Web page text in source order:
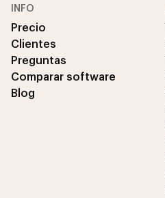
INFO
Precio
Clientes
Preguntas
Comparar software
Blog